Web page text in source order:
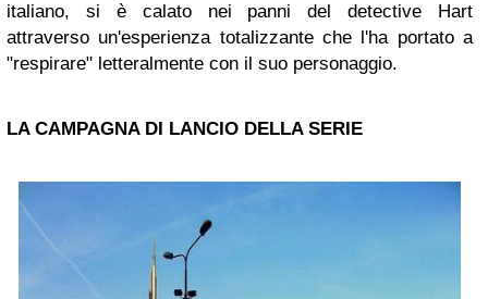
italiano, si è calato nei panni del detective Hart
attraverso un'esperienza totalizzante che l'ha portato a
"respirare" letteralmente con il suo personaggio.
LA CAMPAGNA DI LANCIO DELLA SERIE